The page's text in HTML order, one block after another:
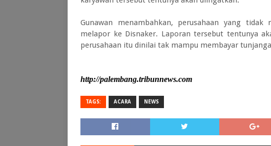
Gunawan menambahkan, perusahaan yang tidak
melapor ke Disnaker. Laporan tersebut tentunya
perusahaan itu dinilai tak mampu membayar
http://palembang.tribunnews.com
TAGS: ACARA NEWS